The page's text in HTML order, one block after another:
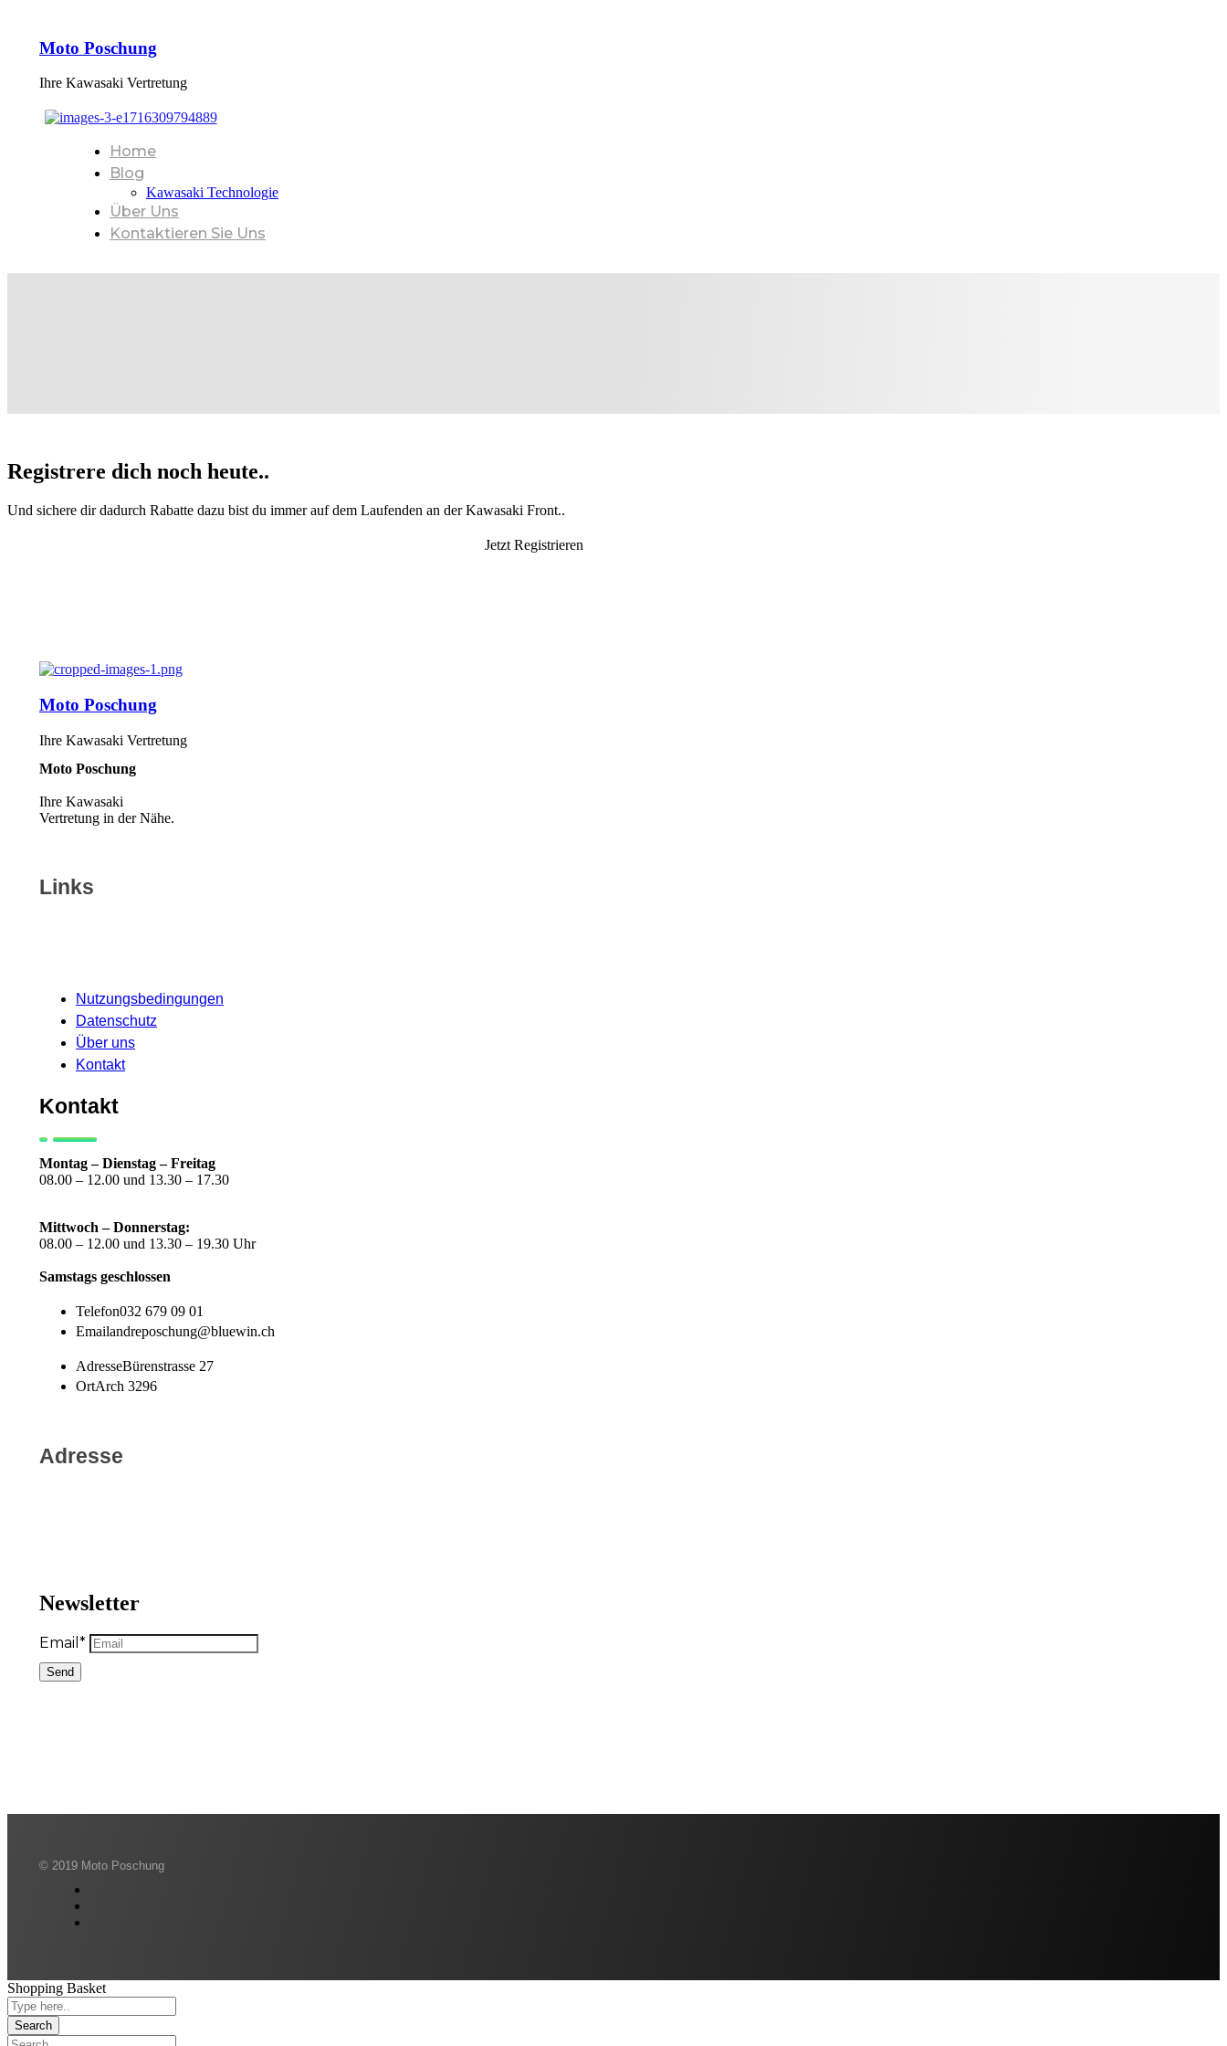
Moto Poschung
Ihre Kawasaki Vertretung
Home
Blog
Kawasaki Technologie
Über Uns
Kontaktieren Sie Uns
Registrere dich noch heute..​
Und sichere dir dadurch Rabatte dazu bist du immer auf dem Laufenden an der Kawasaki Front..
Jetzt Registrieren
Moto Poschung
Ihre Kawasaki Vertretung
Moto Poschung
Ihre Kawasaki
Vertretung in der Nähe.
Links
Nutzungsbedingungen
Datenschutz
Über uns
Kontakt
Kontakt
Montag –Dienstag – Freitag
08.00 – 12.00 und 13.30 – 17.30
Mittwoch – Donnerstag:
08.00 – 12.00 und 13.30 – 19.30 Uhr
Samstags geschlossen
Telefon032 679 09 01
Emailandreposchung@bluewin.ch
AdresseBürenstrasse 27
OrtArch 3296
Adresse
Newsletter
Email*
Send
© 2019 Moto Poschung
Shopping Basket